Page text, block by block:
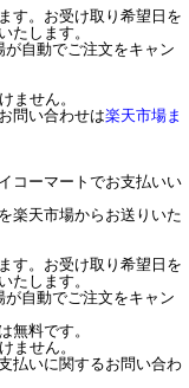
す。お受け取り希望日を
たします。
自動でご注文をキャン
ません。
問い合わせは楽天市場ま
コーマートでお支払いい
楽天市場からお送りいた
す。お受け取り希望日を
たします。
自動でご注文をキャン
無料です。
ません。
払いに関するお問い合わ